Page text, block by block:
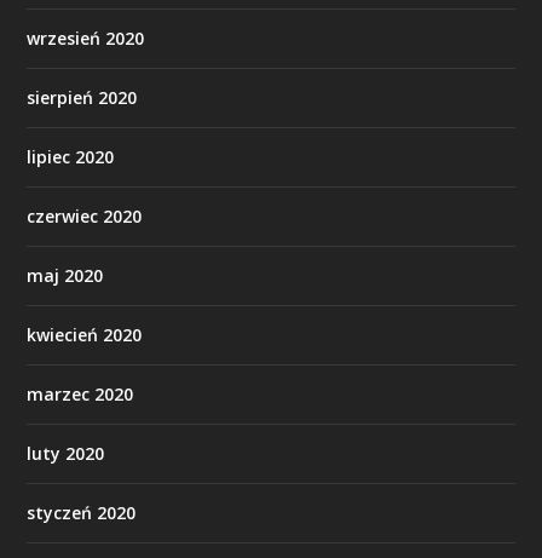
wrzesień 2020
sierpień 2020
lipiec 2020
czerwiec 2020
maj 2020
kwiecień 2020
marzec 2020
luty 2020
styczeń 2020